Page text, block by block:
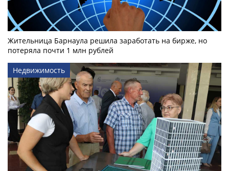
Жительница Барнаула решила заработать на бирже, но
потеряла почти 1 млн рублей
Недвижимость